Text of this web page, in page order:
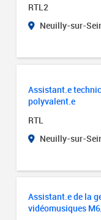
RTL2
Neuilly-sur-
Assistant.e
polyvalent.e
RTL
Neuilly-sur-
Assistant.e de la
vidéomusiques